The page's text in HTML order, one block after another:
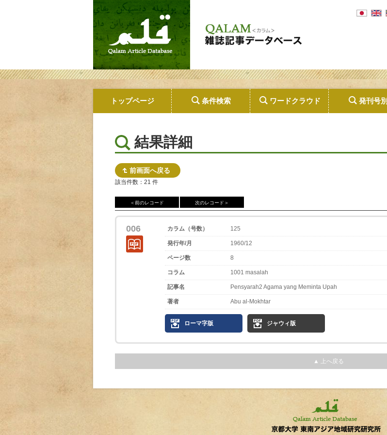
トップページ 条件検索 ワードクラウド 発刊号別
結果詳細
前画面へ戻る
該当件数：21 件
＜前のレコード 次のレコード＞
006 カラム（号数） 125
発行年/月 1960/12
ページ数 8
コラム 1001 masalah
記事名 Pensyarah2 Agama yang Meminta Upah
著者 Abu al-Mokhtar
ローマ字版 ジャウィ版
▲ 上へ戻る